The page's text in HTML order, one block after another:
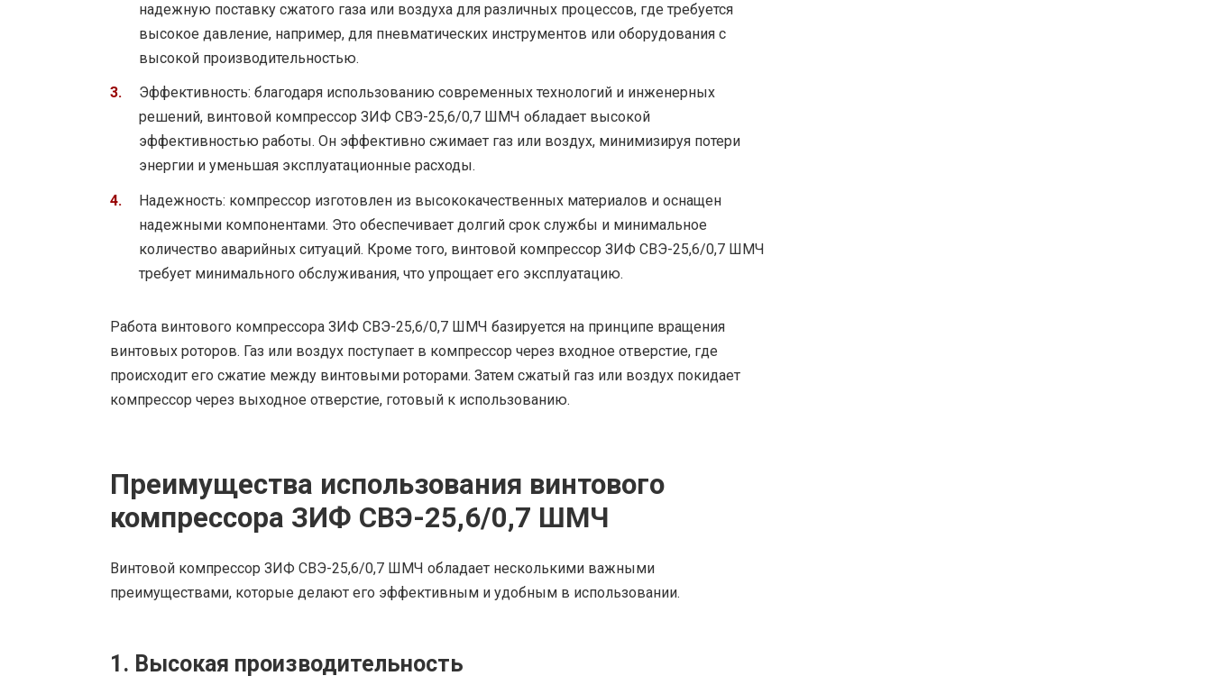
надежную поставку сжатого газа или воздуха для различных процессов, где требуется
высокое давление, например, для пневматических инструментов или оборудования с
высокой производительностью.
Эффективность: благодаря использованию современных технологий и инженерных
решений, винтовой компрессор ЗИФ СВЭ-25,6/0,7 ШМЧ обладает высокой
эффективностью работы. Он эффективно сжимает газ или воздух, минимизируя потери
энергии и уменьшая эксплуатационные расходы.
Надежность: компрессор изготовлен из высококачественных материалов и оснащен
надежными компонентами. Это обеспечивает долгий срок службы и минимальное
количество аварийных ситуаций. Кроме того, винтовой компрессор ЗИФ СВЭ-25,6/0,7 ШМЧ
требует минимального обслуживания, что упрощает его эксплуатацию.
Работа винтового компрессора ЗИФ СВЭ-25,6/0,7 ШМЧ базируется на принципе вращения
винтовых роторов. Газ или воздух поступает в компрессор через входное отверстие, где
происходит его сжатие между винтовыми роторами. Затем сжатый газ или воздух покидает
компрессор через выходное отверстие, готовый к использованию.
Преимущества использования винтового
компрессора ЗИФ СВЭ-25,6/0,7 ШМЧ
Винтовой компрессор ЗИФ СВЭ-25,6/0,7 ШМЧ обладает несколькими важными
преимуществами, которые делают его эффективным и удобным в использовании.
1. Высокая производительность